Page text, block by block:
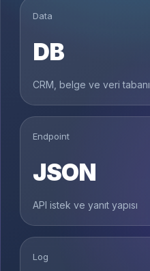
Data
DB
CRM, belge ve veri tabanı
Endpoint
JSON
API istek ve yanıt yapısı
Log